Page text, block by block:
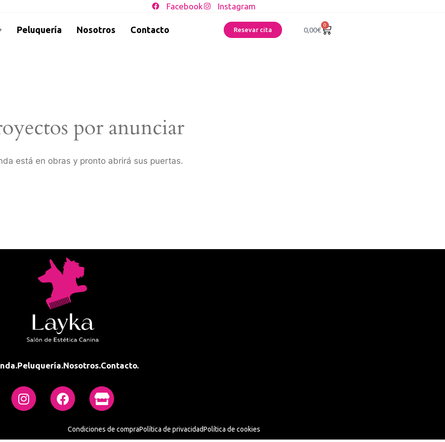
Facebook Instagram
Peluquería Nosotros Contacto Resevar cita 0,00€
0
por anunciar
está en obras y pronto abrirá sus puertas.
Peluquería.Nosotros.Contacto.
Condiciones de compraPolítica de privacidadPolítica de cookies